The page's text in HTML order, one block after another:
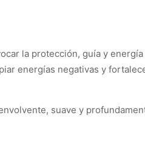
la protección, guía y
energías negativas y
suave y